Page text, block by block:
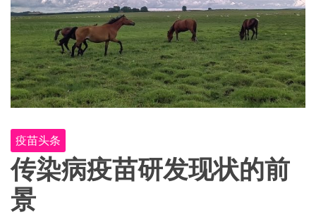
苗
和
mpox
疫
苗
的
使
用
疫苗头条
传染病疫苗研发现状的前
景